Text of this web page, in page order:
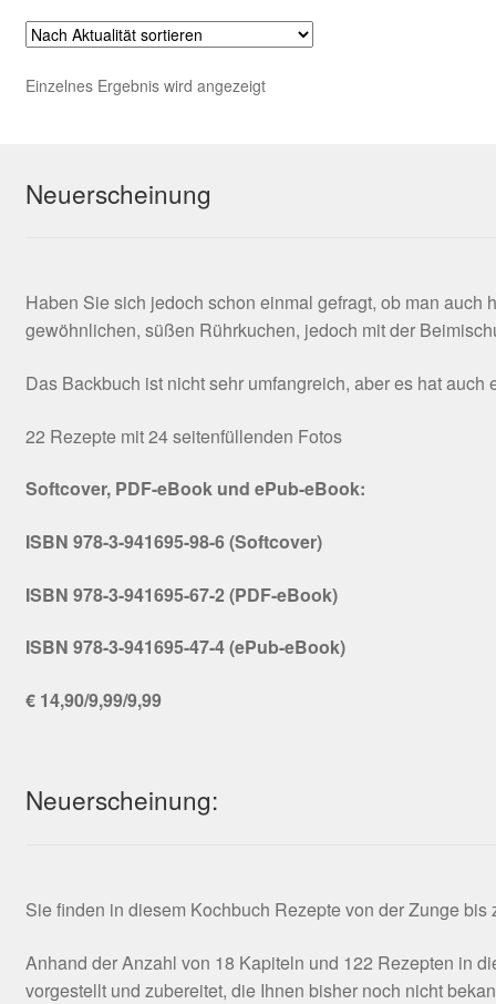
Kooperation
Rechtliches
Kategorie
Warenkorb
Konto
Kasse
Impressum
AGB
Einzelnes Ergebnis wird angezeigt
Neuerscheinung
Haben Sie sich jedoch schon einmal gefragt, ob man
gewöhnlichen, süßen Rührkuchen, jedoch mit der
Das Backbuch ist nicht sehr umfangreich, aber es hat
22 Rezepte mit 24 seitenfüllenden Fotos
Softcover, PDF-eBook und ePub-eBook:
ISBN 978-3-941695-98-6 (Softcover)
ISBN 978-3-941695-67-2 (PDF-eBook)
ISBN 978-3-941695-47-4 (ePub-eBook)
€ 14,90/9,99/9,99
Neuerscheinung:
Sie finden in diesem Kochbuch Rezepte von der Zunge
Anhand der Anzahl von 18 Kapiteln und 122 Rezepten in
vorgestellt und zubereitet, die Ihnen bisher noch nicht